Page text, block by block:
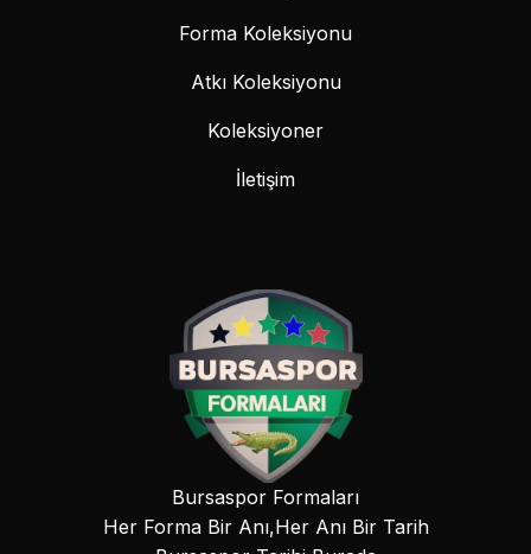
Forma Koleksiyonu
Atkı Koleksiyonu
Koleksiyoner
İletişim
Bursaspor Formaları
Her Forma Bir Anı,Her Anı Bir Tarih